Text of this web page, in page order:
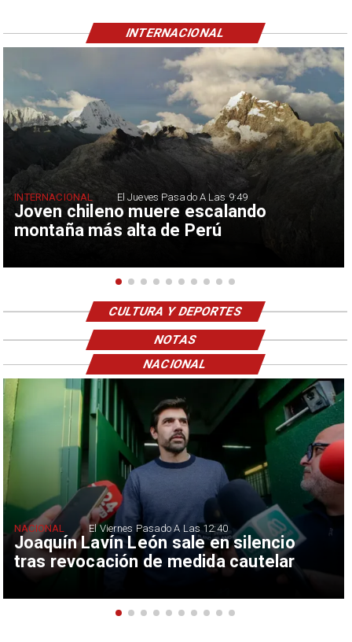
Joven chileno muere escalando
montaña más alta de Perú
INTERNACIONAL El Jueves Pasado A Las 9:49
INTERNACIONAL
CULTURA Y DEPORTES
NOTAS
Joaquín Lavín León sale en silencio
tras revocación de medida cautelar
NACIONAL El Viernes Pasado A Las 12:40
NACIONAL